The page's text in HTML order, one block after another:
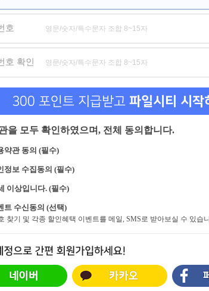
화70억의 선택
세계인의 건강 비법을 공유하는
세계인이 보내는 건강 시그널!
라디오에는 '보이는 라
호
호 확인
300 포인트 지급받고 파일시티 시작
을 모두 확인하였으며, 전체 동의합니다.
약관 동의 (필수)
정보 수집동의 (필수)
이상입니다. (필수)
트 수신동의 (선택)
찾기 및 각종 할인혜택 이벤트를 메일, SMS로 받아보실 수 있습